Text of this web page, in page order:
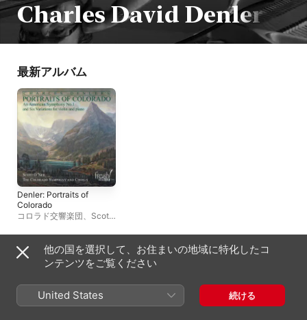
Charles David Denler
最新アルバム
Denler: Portraits of
Colorado
コロラド交響楽団、 Scott
日本 English (US)
Copyright © 2026 Apple Inc. All rights reserved.
インターネットサービス利用規約
Apple Musicとプライバシー
他の国を選択して、お住まいの地域に特化したコ
ンテンツをご覧ください
United States 続ける